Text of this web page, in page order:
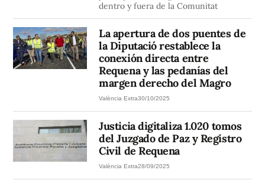
dentro y fuera de la Comunitat
La apertura de dos puentes de
la Diputació restablece la
conexión directa entre
Requena y las pedanías del
margen derecho del Magro
València Extra30/10/2025
Justicia digitaliza 1.020 tomos
del Juzgado de Paz y Registro
Civil de Requena
València Extra28/09/2025